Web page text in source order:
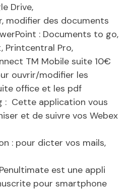
Drive,
modifier des documents
: Documents to go,
Printcentral Pro,
TM Mobile suite 10€
ouvrir/modifier les
office et les pdf
: Cette application vous
et de suivre vos Webex
: pour dicter vos mails,
est une appli
pour smartphone